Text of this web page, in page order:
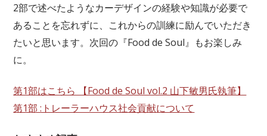
2部で述べたようなカーデザインの経験や知識が必要で
あることを忘れずに、これからの訓練に励んでいただき
たいと思います。次回の『Food de Soul』もお楽しみ
に。
第1部はこちら 【Food de Soul vol.2 山下敏男氏執筆】
第1部 :トレーラーハウス社会貢献について